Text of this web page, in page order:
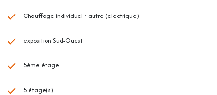
Chauffage individuel : autre (electrique)
exposition Sud-Ouest
5ème étage
5 étage(s)